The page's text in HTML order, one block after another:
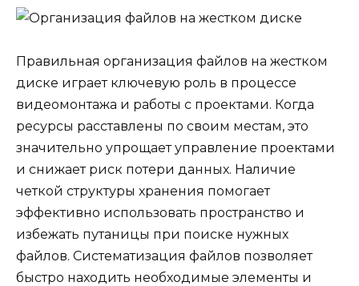
Правильная организация файлов на жестком
диске играет ключевую роль в процессе
видеомонтажа и работы с проектами. Когда
ресурсы расставлены по своим местам, это
значительно упрощает управление проектами
и снижает риск потери данных. Наличие
четкой структуры хранения помогает
эффективно использовать пространство и
избежать путаницы при поиске нужных
файлов. Систематизация файлов позволяет
быстро находить необходимые элементы и